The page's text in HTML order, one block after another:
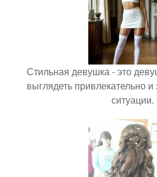
Стильная девушка - это
выглядеть привлекательно
ситуации.